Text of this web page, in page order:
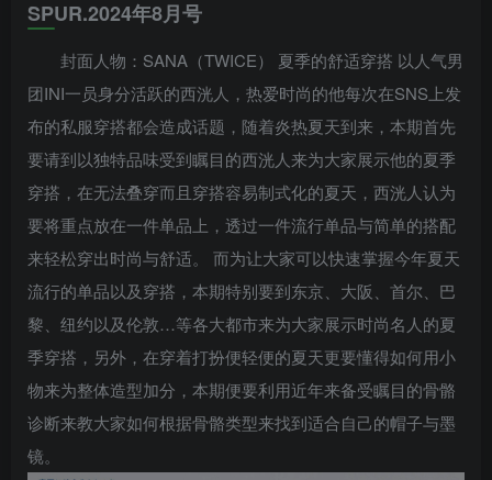
SPUR.2024年8月号
封面人物：SANA（TWICE） 夏季的舒适穿搭 以人气男
团INI一员身分活跃的西洸人，热爱时尚的他每次在SNS上发
布的私服穿搭都会造成话题，随着炎热夏天到来，本期首先
要请到以独特品味受到瞩目的西洸人来为大家展示他的夏季
穿搭，在无法叠穿而且穿搭容易制式化的夏天，西洸人认为
要将重点放在一件单品上，透过一件流行单品与简单的搭配
来轻松穿出时尚与舒适。 而为让大家可以快速掌握今年夏天
流行的单品以及穿搭，本期特别要到东京、大阪、首尔、巴
黎、纽约以及伦敦…等各大都市来为大家展示时尚名人的夏
季穿搭，另外，在穿着打扮便轻便的夏天更要懂得如何用小
物来为整体造型加分，本期便要利用近年来备受瞩目的骨骼
诊断来教大家如何根据骨骼类型来找到适合自己的帽子与墨
镜。